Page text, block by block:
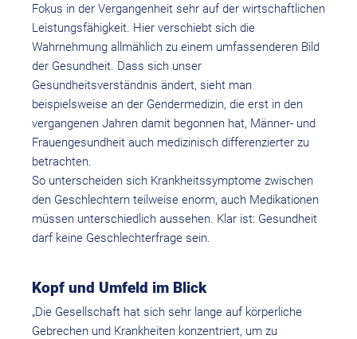
Fokus in der Vergangenheit sehr auf der wirtschaftlichen
Leistungsfähigkeit. Hier verschiebt sich die
Wahrnehmung allmählich zu einem umfassenderen Bild
der Gesundheit. Dass sich unser
Gesundheitsverständnis ändert, sieht man
beispielsweise an der Gendermedizin, die erst in den
vergangenen Jahren damit begonnen hat, Männer- und
Frauengesundheit auch medizinisch differenzierter zu
betrachten.
So unterscheiden sich Krankheitssymptome zwischen
den Geschlechtern teilweise enorm, auch Medikationen
müssen unterschiedlich aussehen. Klar ist: Gesundheit
darf keine Geschlechterfrage sein.
Kopf und Umfeld im Blick
„Die Gesellschaft hat sich sehr lange auf körperliche
Gebrechen und Krankheiten konzentriert, um zu